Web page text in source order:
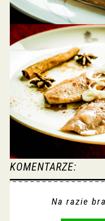
KOMENTARZE:
Na razie